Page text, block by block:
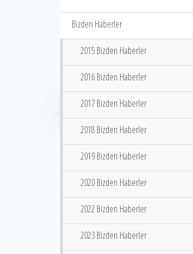
Bizden Haberler
2015 Bizden Haberler
2016 Bizden Haberler
2017 Bizden Haberler
2018 Bizden Haberler
2019 Bizden Haberler
2020 Bizden Haberler
2022 Bizden Haberler
2023 Bizden Haberler